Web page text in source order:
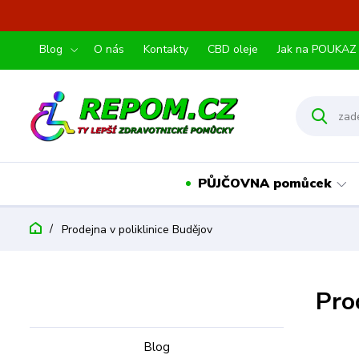
Blog O nás Kontakty CBD oleje Jak na POUKAZ
PŮJČOVNA pomůcek
Prodejna v poliklinice Budějov
Blog